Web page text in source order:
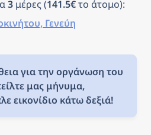
3 μέρες (141.5€ το άτομο):
Γενεύη
για την οργάνωση του
μας μήνυμα,
εικονίδιο κάτω δεξιά!